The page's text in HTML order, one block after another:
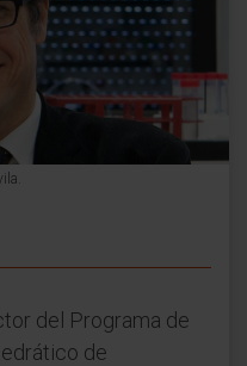
del Programa de
de